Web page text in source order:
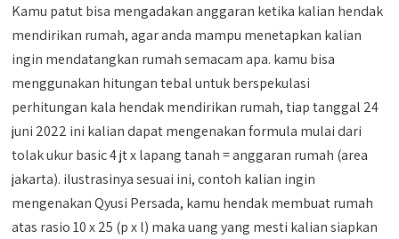
Kamu patut bisa mengadakan anggaran ketika kalian hendak
mendirikan rumah, agar anda mampu menetapkan kalian
ingin mendatangkan rumah semacam apa. kamu bisa
menggunakan hitungan tebal untuk berspekulasi
perhitungan kala hendak mendirikan rumah, tiap tanggal 24
juni 2022 ini kalian dapat mengenakan formula mulai dari
tolak ukur basic 4 jt x lapang tanah = anggaran rumah (area
jakarta). ilustrasinya sesuai ini, contoh kalian ingin
mengenakan Qyusi Persada, kamu hendak membuat rumah
atas rasio 10 x 25 (p x l) maka uang yang mesti kalian siapkan